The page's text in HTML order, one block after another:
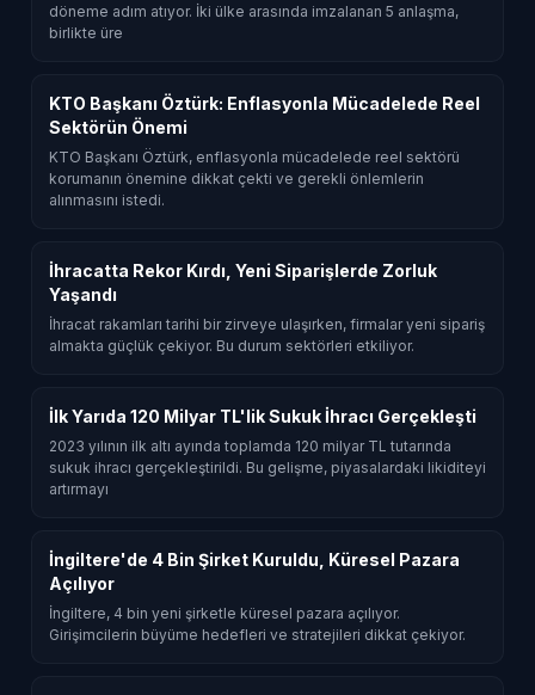
döneme adım atıyor. İki ülke arasında imzalanan 5 anlaşma,
birlikte üre
KTO Başkanı Öztürk: Enflasyonla Mücadelede Reel
Sektörün Önemi
KTO Başkanı Öztürk, enflasyonla mücadelede reel sektörü
korumanın önemine dikkat çekti ve gerekli önlemlerin
alınmasını istedi.
İhracatta Rekor Kırdı, Yeni Siparişlerde Zorluk
Yaşandı
İhracat rakamları tarihi bir zirveye ulaşırken, firmalar yeni sipariş
almakta güçlük çekiyor. Bu durum sektörleri etkiliyor.
İlk Yarıda 120 Milyar TL'lik Sukuk İhracı Gerçekleşti
2023 yılının ilk altı ayında toplamda 120 milyar TL tutarında
sukuk ihracı gerçekleştirildi. Bu gelişme, piyasalardaki likiditeyi
artırmayı
İngiltere'de 4 Bin Şirket Kuruldu, Küresel Pazara
Açılıyor
İngiltere, 4 bin yeni şirketle küresel pazara açılıyor.
Girişimcilerin büyüme hedefleri ve stratejileri dikkat çekiyor.